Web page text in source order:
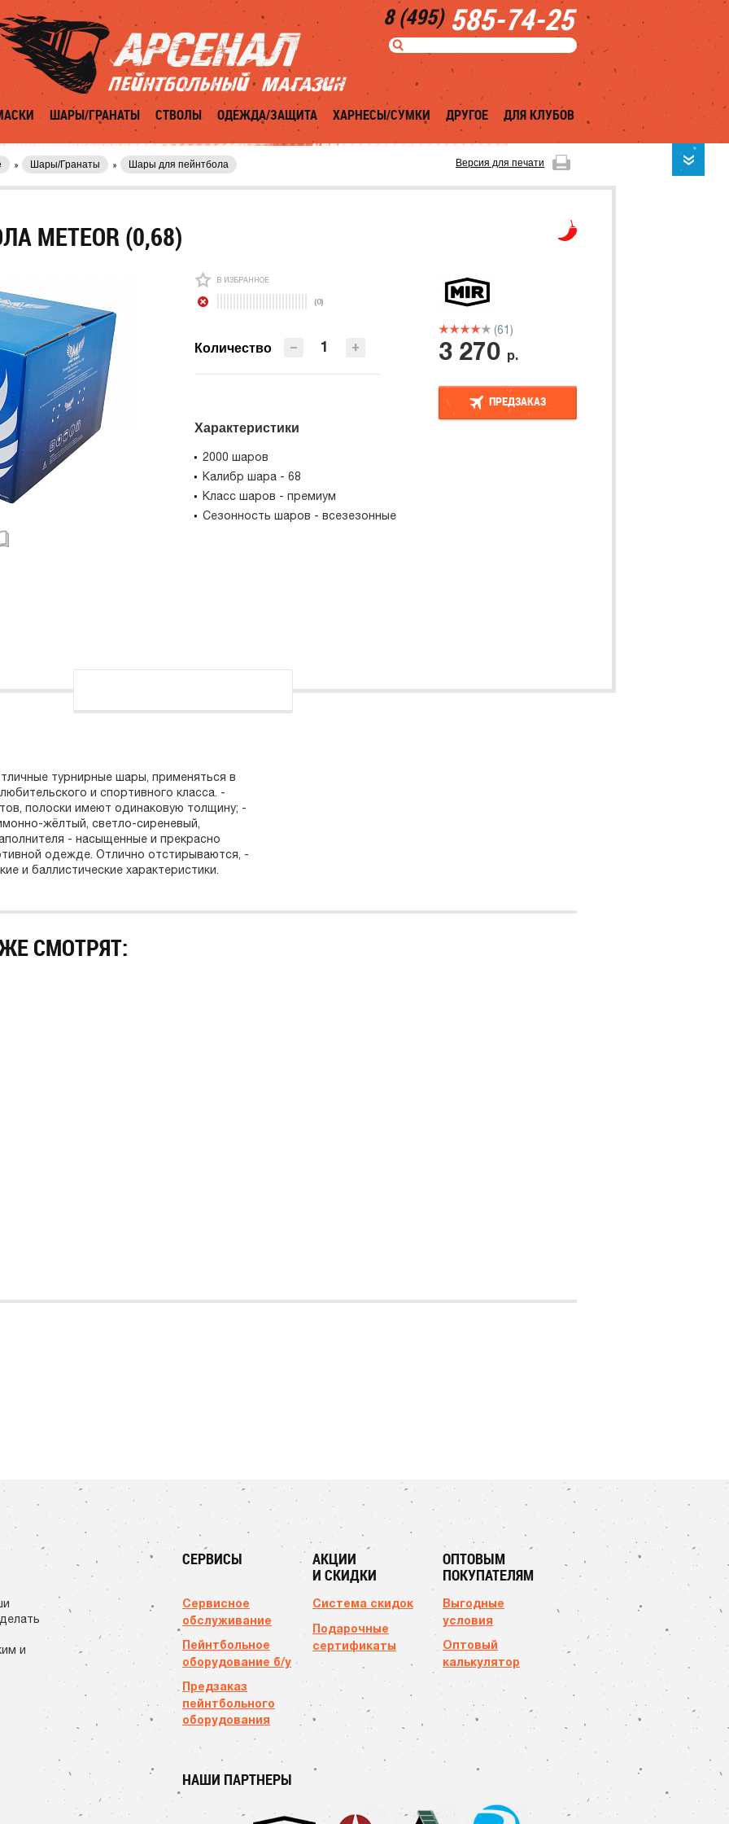
8 (495)585-74-25
ШАРЫ/ГРАНАТЫ СТВОЛЫ ОДЕЖДА/ЗАЩИТА ХАРНЕСЫ/СУМКИ ДРУГОЕ ДЛЯ КЛУБОВ
Шары/Гранаты Шары для пейнтбола Версия для печати
METEOR (0,68)
(61)
3 270 р.
ПРЕДЗАКАЗ
В ИЗБРАННОЕ
(0)
Количество +
−
Характеристики
2000 шаров
Калибр шара - 68
Класс шаров - премиум
Сезонность шаров - всезезонные
турнирные шары, применяться в
и спортивного класса. -
полоски имеют одинаковую толщину; -
жёлтый, светло-сиреневый,
- насыщенные и прекрасно
одежде. Отлично отстирываются, -
и баллистические характеристики.
СМОТРЯТ:
СЕРВИСЫ
Сервисное
обслуживание
Пейнтбольное
оборудование б/у
Предзаказ
пейнтбольного
оборудования
АКЦИИ
И СКИДКИ
Система скидок
Подарочные
сертификаты
ОПТОВЫМ
ПОКУПАТЕЛЯМ
Выгодные
условия
Оптовый
калькулятор
и
НАШИ ПАРТНЕРЫ